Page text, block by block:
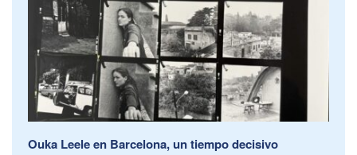
Ouka Leele en Barcelona, un tiempo decisivo